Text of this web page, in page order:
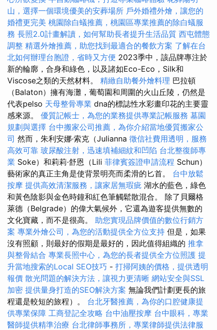
山，選擇一個環境優美的安葬場所 戶外婚禮外燴，讓您的
婚禮更完美 桃園除白蟻推薦，桃園區專業推薦的除白蟻服
務 長照2.0計畫解讀，如何幫助長者提升生活品質 西屯體態
調整 精選外燴推薦，助您找到最適合的餐飲方案 了解在台
北如何辦理台胞證，省時又方便 2023季中，該品牌專注於
新的輪廓，合身和綠色，以及諸如Eco-Eco，Silk和
Viscose之類的天然材料。 精緻自助餐外燴料理 巴拉頓
（Balaton）擁有海灘，葡萄園和周圍的火山丘陵，仍然是
代表pelso 天母整骨專業 dna的標誌性水彩畫印花的主要靈
感來源。 優質記帳士，為您的業務提供專業記帳服務 墓園
規劃與選擇 台中搬家公司推薦，為你介紹當地優質搬家公
司 然而，朱利安娜·索克（Julianna 徵信社費用透明，服務
高效可靠 玻尿酸注射，迅速填補細紋和凹陷 台北整復師專
業 Soke）和莉莉·舒恩（Lili 菲律賓簽證申請流程 Schun）
藝術家的真正主角是使背景明亮而柔滑的匕首。 台中放鬆
按摩 提供高效清潔服務，讓家居無瑕疵 湖水的藍色，綠色
和黃色陰影與金色時鐘和紅色筆觸鬆散混合。 除了貝爾格
萊德（Belgrade）的偉大氣候外，它還為遊客提供無數的
文化寶藏，而不是很高。 助您實現品牌價值的數位行銷方
案 專業外燴公司，為您的活動提供全方位支持 但是，如果
沒有照顧，則最好的假期是最好的，因此值得組織的 推拿
與整骨結合 專業長照中心，為您的長者提供全方位照護 提
升當地搜索的Local SEO技巧 - 打掃阿姨的價格，提供透明
報價 散光問題的解決方法，讓視力更清晰 網站安全與SSL
加密 提供量身打造的SEO解決方案 無論我們計劃更長的旅
程還是較短的旅程）。 台北牙醫推薦，為你的口腔健康提
供專業保障 工商登記全攻略 台中油壓按摩 台中眼科，專業
醫師提供精準治療 台北律師事務所，專業律師提供法律服